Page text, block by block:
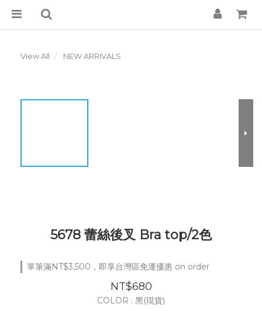
View All NEW ARRIVALS
5678 蕾絲後叉 Bra top/2色
單筆滿NT$3,500，即享台灣區免運優惠 on order
NT$680
COLOR : 黑(現貨)